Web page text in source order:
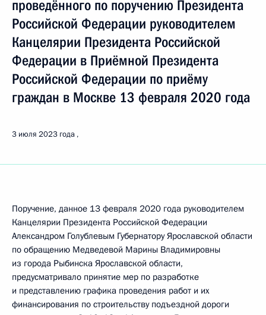
проведённого по поручению Президента
Российской Федерации руководителем
Канцелярии Президента Российской
Федерации в Приёмной Президента
Российской Федерации по приёму
граждан в Москве 13 февраля 2020 года
3 июля 2023 года
Поручение, данное 13 февраля 2020 года руководителем
Канцелярии Президента Российской Федерации
Александром Голублевым Губернатору Ярославской области
по обращению Медведевой Марины Владимировны
из города Рыбинска Ярославской области,
предусматривало принятие мер по разработке
и представлению графика проведения работ и их
финансирования по строительству подъездной дороги